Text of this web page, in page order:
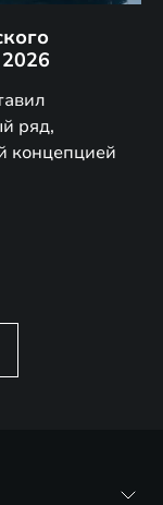
ряд,
концепцией